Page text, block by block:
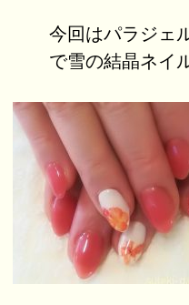
今回はパラジェ
で雪の結晶ネイ